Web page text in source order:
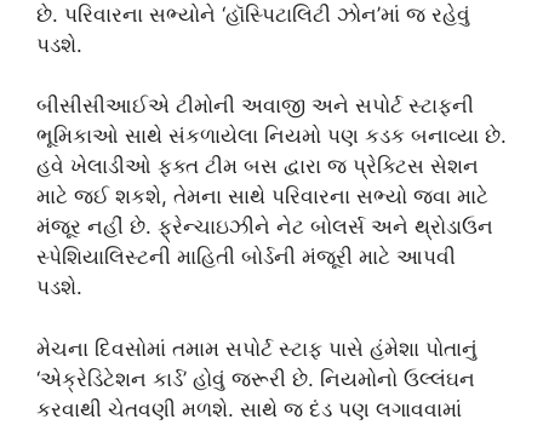
છે. પરિવારના સભ્યોને ‘હૉસ્પિટાલિટી ઝોન’માં જ રહેવું
પડશે.
બીસીસીઆઈએ ટીમોની અવાજી અને સપોર્ટ સ્ટાફની
ભૂમિકાઓ સાથે સંકળાયેલા નિયમો પણ કડક બનાવ્યા છે.
હવે ખેલાડીઓ ફક્ત ટીમ બસ દ્વારા જ પ્રેક્ટિસ સેશન
માટે જઈ શકશે, તેમના સાથે પરિવારના સભ્યો જવા માટે
મંજૂર નહીં છે. ફ્રેન્ચાઇઝીને નેટ બોલર્સ અને થ્રોડાઉન
સ્પેશિયાલિસ્ટની માહિતી બોર્ડની મંજૂરી માટે આપવી
પડશે.
મેચના દિવસોમાં તમામ સપોર્ટ સ્ટાફ પાસે હંમેશા પોતાનું
‘એક્રેડિટેશન કાર્ડ’ હોવું જરૂરી છે. નિયમોનો ઉલ્લંઘન
કરવાથી ચેતવણી મળશે. સાથે જ દંડ પણ લગાવવામાં